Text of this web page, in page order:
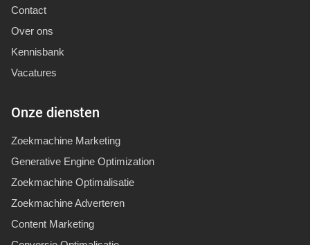
Contact
Over ons
Kennisbank
Vacatures
Onze diensten
Zoekmachine Marketing
Generative Engine Optimization
Zoekmachine Optimalisatie
Zoekmachine Adverteren
Content Marketing